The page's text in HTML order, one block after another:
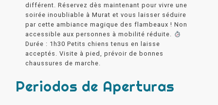
différent. Réservez dès maintenant pour vivre une
soirée inoubliable à Murat et vous laisser séduire
par cette ambiance magique des flambeaux ! Non
accessible aux personnes à mobilité réduite.
Durée : 1h30 Petits chiens tenus en laisse
acceptés. Visite à pied, prévoir de bonnes
chaussures de marche.
Periodos de Aperturas